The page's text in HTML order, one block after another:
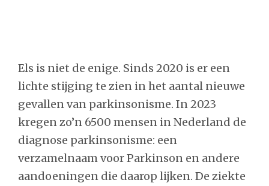
Els is niet de enige. Sinds 2020 is er een
lichte stijging te zien in het aantal nieuwe
gevallen van parkinsonisme. In 2023
kregen zo’n 6500 mensen in Nederland de
diagnose parkinsonisme: een
verzamelnaam voor Parkinson en andere
aandoeningen die daarop lijken. De ziekte